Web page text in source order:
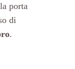
porta
di
.